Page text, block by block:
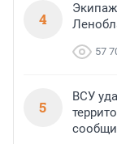
4
57
5
ВСУ